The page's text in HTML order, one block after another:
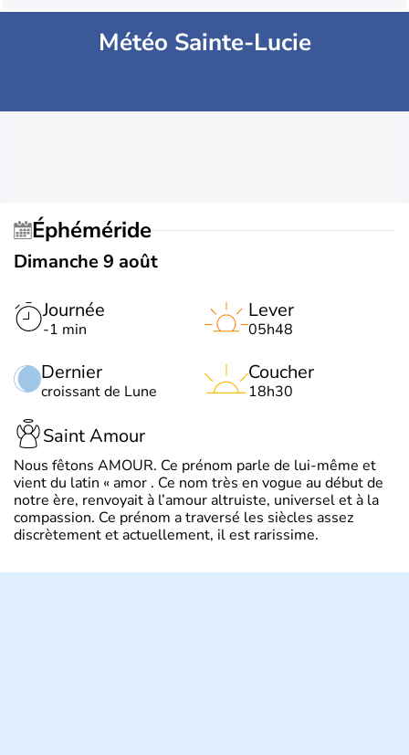
Météo Sainte-Lucie
Éphéméride
Dimanche 9 août
Journée
-1 min
Dernier
croissant de Lune
Lever
05h48
Coucher
18h30
Saint Amour
Nous fêtons AMOUR. Ce prénom parle de lui-même et
vient du latin « amor . Ce nom très en vogue au début de
notre ère, renvoyait à l’amour altruiste, universel et à la
compassion. Ce prénom a traversé les siècles assez
discrètement et actuellement, il est rarissime.